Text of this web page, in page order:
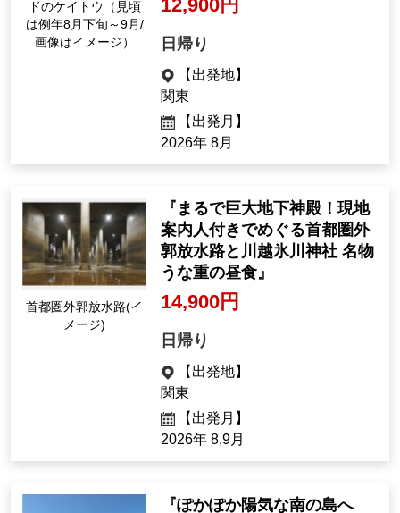
ar.
Tour Number
那須フラワーワール
ドのケイトウ（見頃
は例年8月下旬～9月/
画像はイメージ）
『約300万本のケイトウ咲き
誇る那須フラワーワールド
那須避暑旅』
12,900 yen
Day trip
[Departure Place]
[Departure month]
Aug. 2026
『まるで巨大地下神殿！現地
うな重の昼食』